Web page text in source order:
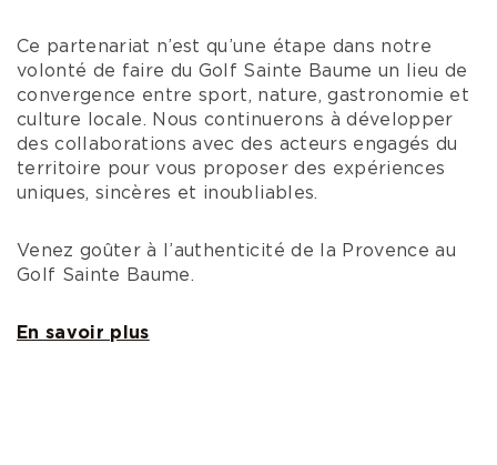
Ce partenariat n’est qu’une étape dans notre
volonté de faire du Golf Sainte Baume un lieu de
convergence entre sport, nature, gastronomie et
culture locale. Nous continuerons à développer
des collaborations avec des acteurs engagés du
territoire pour vous proposer des expériences
uniques, sincères et inoubliables.
Venez goûter à l’authenticité de la Provence au
Golf Sainte Baume.
En savoir plus